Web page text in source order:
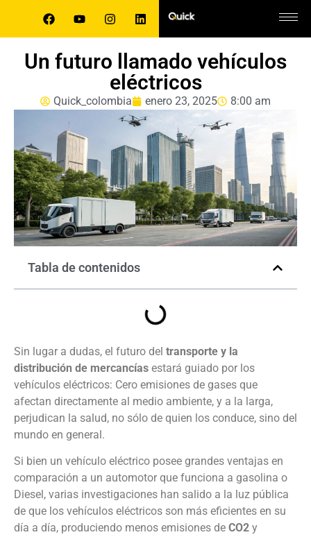
Un futuro llamado vehículos
eléctricos
Quick_colombia enero 23, 2025 8:00 am
Tabla de contenidos
Sin lugar a dudas, el futuro del transporte y la
distribución de mercancías estará guiado por los
vehículos eléctricos: Cero emisiones de gases que
afectan directamente al medio ambiente, y a la larga,
perjudican la salud, no sólo de quien los conduce, sino del
mundo en general.
Si bien un vehículo eléctrico posee grandes ventajas en
comparación a un automotor que funciona a gasolina o
Diesel, varias investigaciones han salido a la luz pública
de que los vehículos eléctricos son más eficientes en su
día a día, produciendo menos emisiones de CO2 y